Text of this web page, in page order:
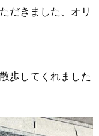
だきました、オリ
歩してくれました